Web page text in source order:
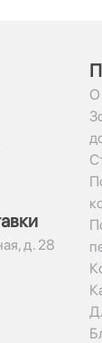
д. 28
О